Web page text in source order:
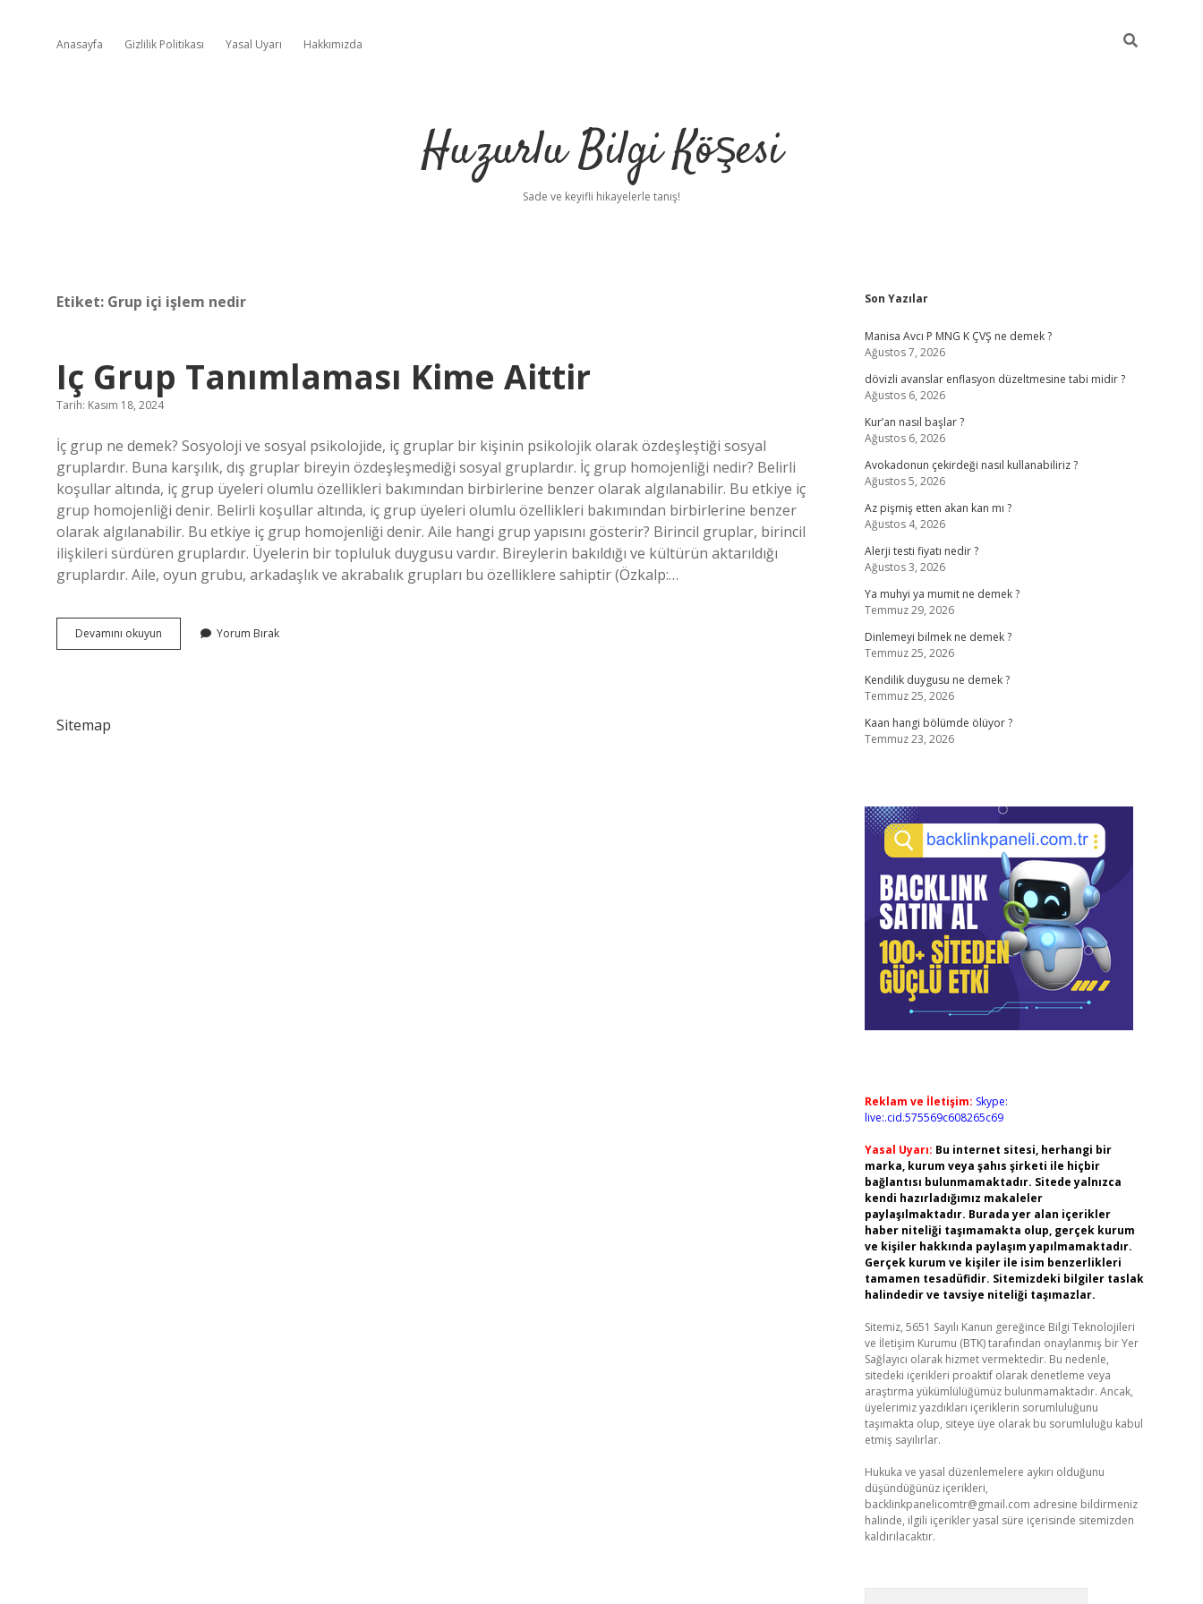
Anasayfa Gizlilik Politikası Yasal Uyarı Hakkımızda
Huzurlu Bilgi Köşesi
Sade ve keyifli hikayelerle tanış!
Etiket: Grup içi işlem nedir
Iç Grup Tanımlaması Kime Aittir
Tarih: Kasım 18, 2024
İç grup ne demek? Sosyoloji ve sosyal psikolojide, iç gruplar bir kişinin psikolojik olarak özdeşleştiği sosyal
gruplardır. Buna karşılık, dış gruplar bireyin özdeşleşmediği sosyal gruplardır. İç grup homojenliği nedir? Belirli
koşullar altında, iç grup üyeleri olumlu özellikleri bakımından birbirlerine benzer olarak algılanabilir. Bu etkiye iç
grup homojenliği denir. Belirli koşullar altında, iç grup üyeleri olumlu özellikleri bakımından birbirlerine benzer
olarak algılanabilir. Bu etkiye iç grup homojenliği denir. Aile hangi grup yapısını gösterir? Birincil gruplar, birincil
ilişkileri sürdüren gruplardır. Üyelerin bir topluluk duygusu vardır. Bireylerin bakıldığı ve kültürün aktarıldığı
gruplardır. Aile, oyun grubu, arkadaşlık ve akrabalık grupları bu özelliklere sahiptir (Özkalp:…
Devamını okuyun
Grup
Yorum Bırak
Sitemap
Sidebar
Son Yazılar
Manisa Avcı P MNG K ÇVŞ ne demek ?
Ağustos 7, 2026
dövizli avanslar enflasyon düzeltmesine tabi midir ?
Ağustos 6, 2026
Kur’an nasıl başlar ?
Ağustos 6, 2026
Avokadonun çekirdeği nasıl kullanabiliriz ?
Ağustos 5, 2026
Az pişmiş etten akan kan mı ?
Ağustos 4, 2026
Alerji testi fiyatı nedir ?
Ağustos 3, 2026
Ya muhyi ya mumit ne demek ?
Temmuz 29, 2026
Dinlemeyi bilmek ne demek ?
Temmuz 25, 2026
Kendilik duygusu ne demek ?
Temmuz 25, 2026
Kaan hangi bölümde ölüyor ?
Temmuz 23, 2026
Reklam ve İletişim: Skype:
live:.cid.575569c608265c69
Yasal Uyarı: Bu internet sitesi, herhangi bir
marka, kurum veya şahıs şirketi ile hiçbir
bağlantısı bulunmamaktadır. Sitede yalnızca
kendi hazırladığımız makaleler
paylaşılmaktadır. Burada yer alan içerikler
haber niteliği taşımamakta olup, gerçek kurum
ve kişiler hakkında paylaşım yapılmamaktadır.
Gerçek kurum ve kişiler ile isim benzerlikleri
tamamen tesadüfidir. Sitemizdeki bilgiler taslak
halindedir ve tavsiye niteliği taşımazlar.
Sitemiz, 5651 Sayılı Kanun gereğince Bilgi Teknolojileri
ve İletişim Kurumu (BTK) tarafından onaylanmış bir Yer
Sağlayıcı olarak hizmet vermektedir. Bu nedenle,
sitedeki içerikleri proaktif olarak denetleme veya
araştırma yükümlülüğümüz bulunmamaktadır. Ancak,
üyelerimiz yazdıkları içeriklerin sorumluluğunu
taşımakta olup, siteye üye olarak bu sorumluluğu kabul
etmiş sayılırlar.
Hukuka ve yasal düzenlemelere aykırı olduğunu
düşündüğünüz içerikleri,
backlinkpanelicomtr@gmail.com adresine bildirmeniz
halinde, ilgili içerikler yasal süre içerisinde sitemizden
kaldırılacaktır.